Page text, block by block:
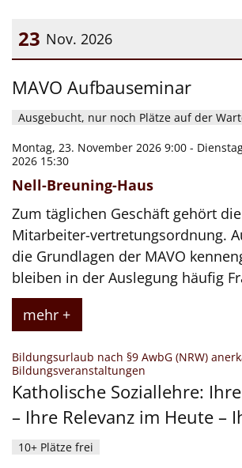
23 Nov. 2026
MAVO Aufbauseminar
Ausgebucht, nur noch Plätze auf der
Montag, 23. November 2026 9:00 -
2026 15:30
Nell-Breuning-Haus
Zum täglichen Geschäft gehört
Mitarbeiter-vertretungsordnung.
die Grundlagen der MAVO
bleiben in der Auslegung häufig
mehr +
Bildungsurlaub nach §9 AwbG (NRW)
Bildungsveranstaltungen
Katholische Soziallehre:
– Ihre Relevanz im Heute –
10+ Plätze frei